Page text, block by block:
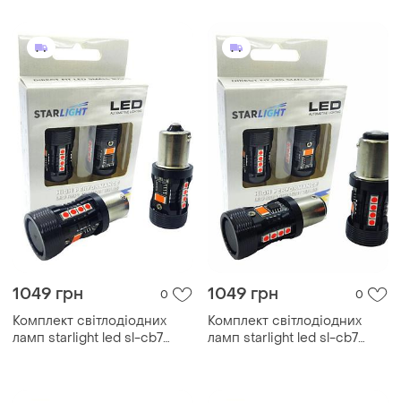
1049 грн 0
Комплект світлодіодних
ламп starlight led sl-cb7
1049 грн 0
Комплект світлодіодних
ламп starlight led sl-cb7